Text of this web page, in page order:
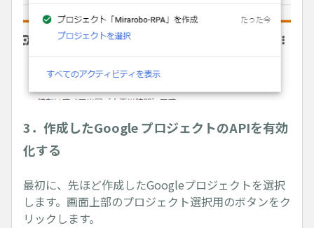
3．作成したGoogle プロジェクトのAPIを有効
化する
最初に、先ほど作成したGoogleプロジェクトを選択
します。画面上部のプロジェクト選択用のボタンをク
リックします。